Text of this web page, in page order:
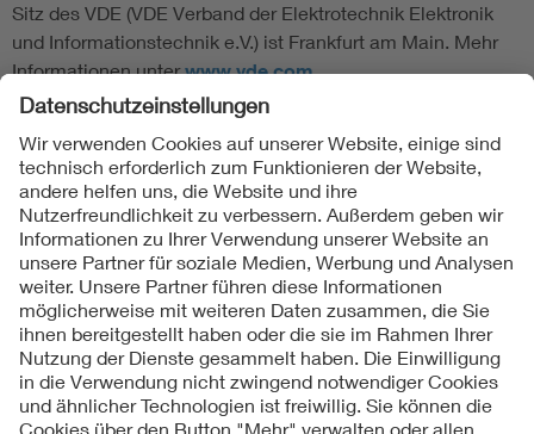
Sitz des VDE (VDE Verband der Elektrotechnik Elektronik
und Informationstechnik e.V.) ist Frankfurt am Main. Mehr
Informationen unterwww.vde.com
Folgen Sie uns
Kontakte
Service